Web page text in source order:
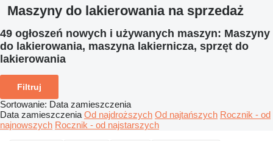
Maszyny do lakierowania na sprzedaż
49 ogłoszeń nowych i używanych maszyn: Maszyny
do lakierowania, maszyna lakiernicza, sprzęt do
lakierowania
Filtruj
Sortowanie: Data zamieszczenia
Data zamieszczenia Od najdroższych Od najtańszych Rocznik - od
najnowszych Rocznik - od najstarszych